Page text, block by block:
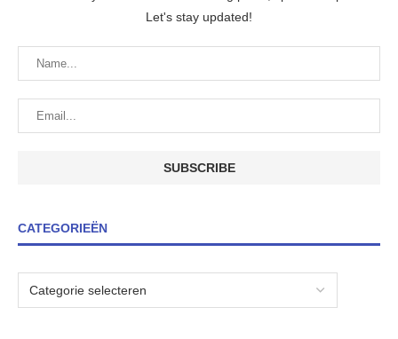
Let's stay updated!
CATEGORIEËN